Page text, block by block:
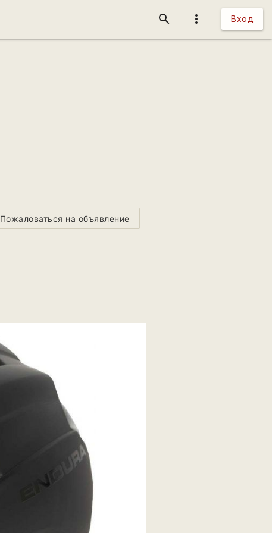
more_vert Вход
search
Пожаловаться на объявление